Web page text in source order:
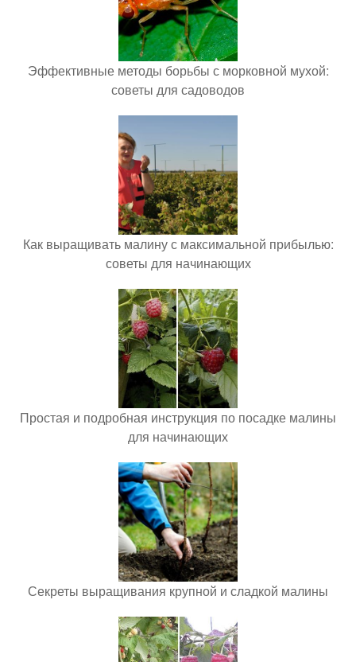
Эффективные методы борьбы с морковной мухой:
советы для садоводов
Как выращивать малину с максимальной прибылью:
советы для начинающих
Простая и подробная инструкция по посадке малины
для начинающих
Секреты выращивания крупной и сладкой малины